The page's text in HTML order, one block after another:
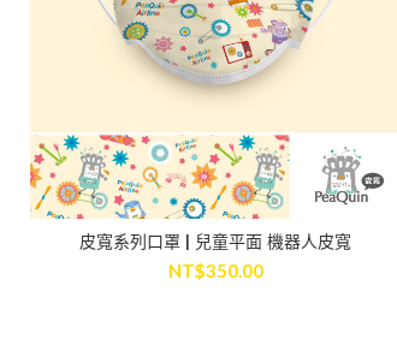
ADD TO CART
皮寬系列口罩 | 兒童平面 機器人皮寬
NT$350.00